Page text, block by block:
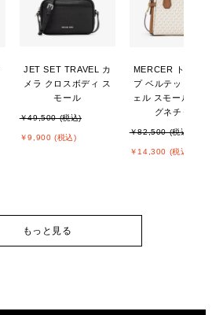
JET SET TRAVEL カ
メラ クロスボディ ス
モール
￥49,500 (税込)
￥9,900 (税込)
MERCER トップジッ
プ ベルテッド サッチ
ェル スモール - MKシ
グネチャー
￥82,500 (税込)
￥14,300 (税込)
もっと見る